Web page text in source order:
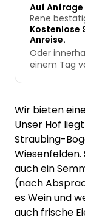
Auf
Rene
Kostenlose
Anreise.
Oder
einem Tag
Wir bieten
Unser Hof
Straubing-
auch ein
(nach
es Wein und
auch frische